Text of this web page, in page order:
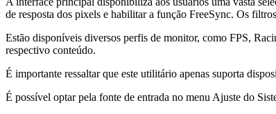
de resposta dos pixels e habilitar a função FreeSync. Os
Estão disponíveis diversos perfis de monitor, como FPS,
respectivo conteúdo.
É importante ressaltar que este utilitário apenas suporta
É possível optar pela fonte de entrada no menu Ajuste do